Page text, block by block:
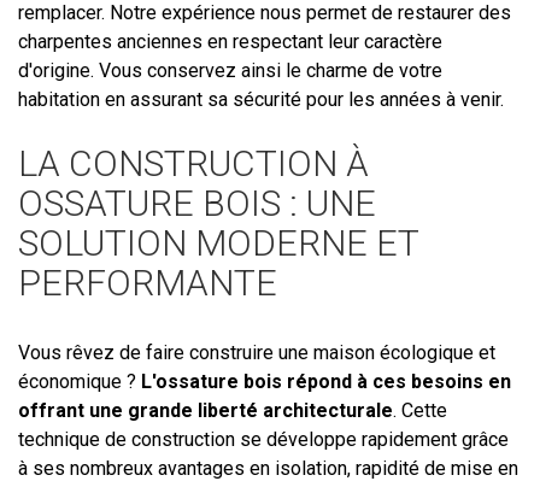
remplacer. Notre expérience nous permet de restaurer des
charpentes anciennes en respectant leur caractère
d'origine. Vous conservez ainsi le charme de votre
habitation en assurant sa sécurité pour les années à venir.
LA CONSTRUCTION À
OSSATURE BOIS : UNE
SOLUTION MODERNE ET
PERFORMANTE
Vous rêvez de faire construire une maison écologique et
économique ? L'ossature bois répond à ces besoins en
offrant une grande liberté architecturale. Cette
technique de construction se développe rapidement grâce
à ses nombreux avantages en isolation, rapidité de mise en